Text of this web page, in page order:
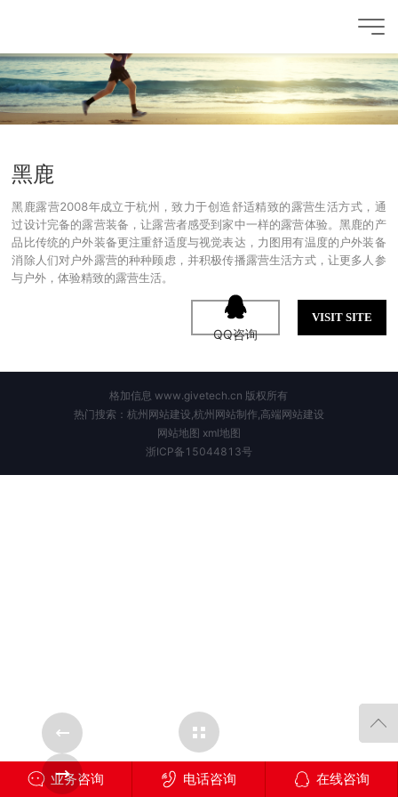
黑鹿
黑鹿露营2008年成立于杭州，致力于创造舒适精致的露营生活方式，通
过设计完备的露营装备，让露营者感受到家中一样的露营体验。黑鹿的产
品比传统的户外装备更注重舒适度与视觉表达，力图用有温度的户外装备
消除人们对户外露营的种种顾虑，并积极传播露营生活方式，让更多人参
与户外，体验精致的露营生活。
QQ咨询
VISIT SITE
格加信息 www.givetech.cn 版权所有
热门搜索：杭州网站建设,杭州网站制作,高端网站建设
网站地图 xml地图
浙ICP备15044813号
业务咨询 电话咨询 在线咨询